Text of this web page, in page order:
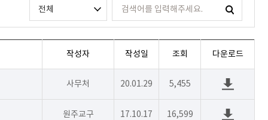
작성자 작성일 조회 다운로드
사무처 20.01.29 5,455
원주교구 17.10.17 16,599